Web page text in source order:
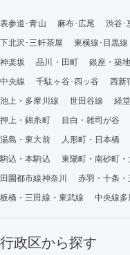
表参道･青山 麻布･広尾 渋谷･
下北沢･三軒茶屋
東横線･目黒線
神楽坂
品川・田町 銀座・築地
中央線
千駄ヶ谷･四ッ谷 西新
池上・多摩川線
世田谷線 経
押上・錦糸町
目白・雑司が谷
湯島・東大前
人形町・日本橋
駒込・本駒込
東陽町・南砂町・
田園都市線神奈川
赤羽・十条・
板橋・三田線・東武線
中央線多
行政区から探す